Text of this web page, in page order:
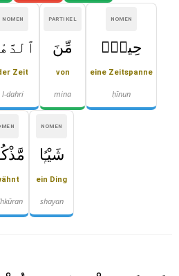
NOMEN
حِينٌۭ
eine Zeitspanne
ḥīnun
PARTIKEL
مِّنَ
von
mina
NOMEN
Zeit
l-dahri
NOMEN
شَيْـًۭٔا
ein Ding
shayan